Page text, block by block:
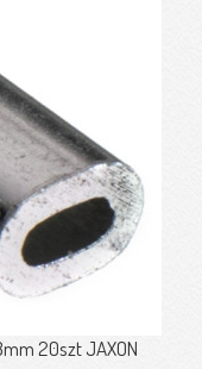
20szt JAXON